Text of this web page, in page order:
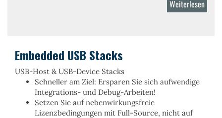
Weiterlesen
Embedded USB Stacks
USB-Host & USB-Device Stacks
Schneller am Ziel: Ersparen Sie sich aufwendige
Integrations- und Debug-Arbeiten!
Setzen Sie aufnebenwirkungsfreie
Lizenzbedingungen mit Full-Source, nicht auf